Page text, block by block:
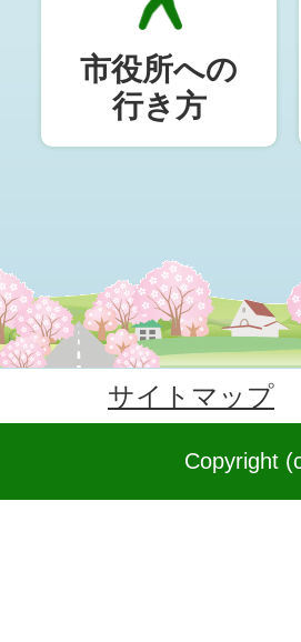
市役所への
行き方
サイトマップ
Copyright